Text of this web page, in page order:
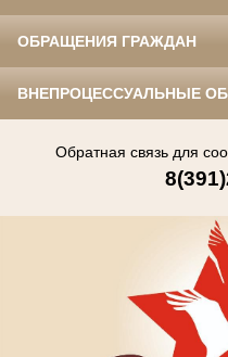
ОБРАЩЕНИЯ ГРАЖДАН
ВНЕПРОЦЕССУАЛЬНЫЕ
Обратная связь для